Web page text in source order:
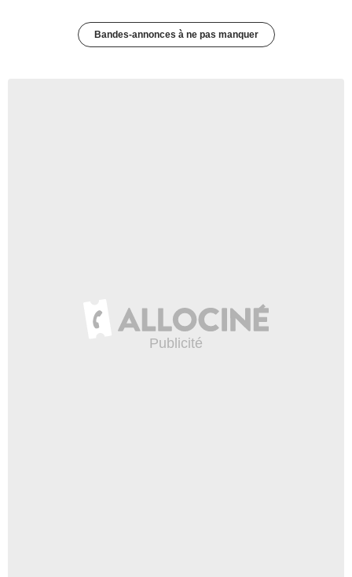
Bandes-annonces à ne pas manquer